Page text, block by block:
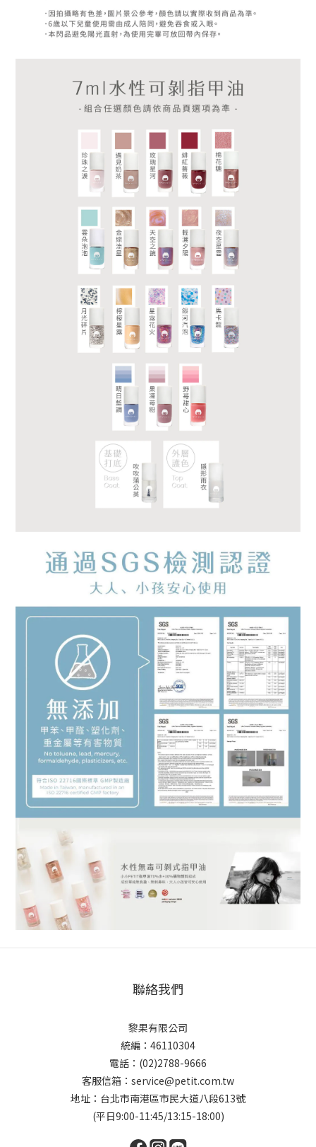
聯絡我們
黎果有限公司
統編：46110304
電話：(02)2788-9666
客服信箱：service@petit.com.tw
地址：台北市南港區市民大道八段613號
(平日9:00-11:45/13:15-18:00)